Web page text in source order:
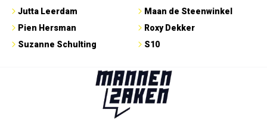
Jutta Leerdam
Pien Hersman
Suzanne Schulting
Maan de Steenwinkel
Roxy Dekker
S10